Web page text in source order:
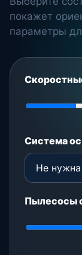
покажет
параметры
Система
Пылесосы